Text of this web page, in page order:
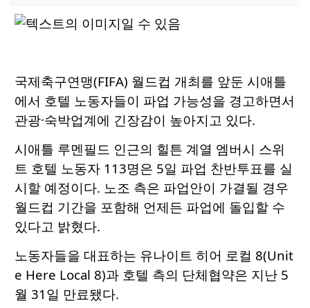
국제축구연맹(FIFA) 월드컵 개최를 앞둔 시애틀
에서 호텔 노동자들이 파업 가능성을 경고하면서
관광·숙박업계에 긴장감이 높아지고 있다.
시애틀 루멘필드 인근의 힐튼 계열 엠버시 스위
트 호텔 노동자 113명은 5일 파업 찬반투표를 실
시할 예정이다. 노조 측은 파업안이 가결될 경우
월드컵 기간을 포함해 언제든 파업에 돌입할 수
있다고 밝혔다.
노동자들을 대표하는 유나이트 히어 로컬 8(Unit
e Here Local 8)과 호텔 측의 단체협약은 지난 5
월 31일 만료됐다.